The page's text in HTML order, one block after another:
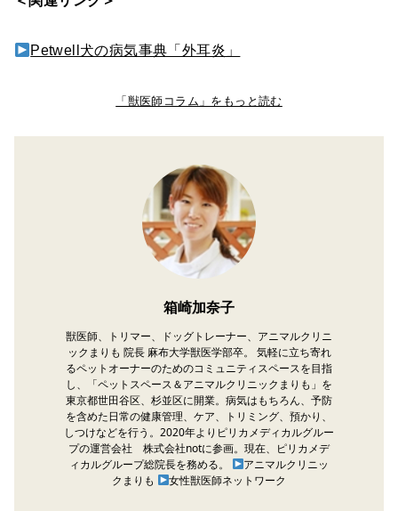
Petwell犬の病気事典「外耳炎」
「獣医師コラム」をもっと読む
箱崎加奈子
獣医師、トリマー、ドッグトレーナー、アニマルクリニ
ックまりも 院長 麻布大学獣医学部卒。 気軽に立ち寄れ
るペットオーナーのためのコミュニティスペースを目指
し、「ペットスペース＆アニマルクリニックまりも」を
東京都世田谷区、杉並区に開業。病気はもちろん、予防
を含めた日常の健康管理、ケア、トリミング、預かり、
しつけなどを行う。2020年よりピリカメディカルグルー
プの運営会社 株式会社notに参画。現在、ピリカメデ
ィカルグループ総院長を務める。
アニマルクリニッ
クまりも
女性獣医師ネットワーク